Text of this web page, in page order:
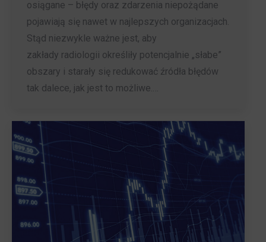
osiągane – błędy oraz zdarzenia niepożądane
pojawiają się nawet w najlepszych organizacjach.
Stąd niezwykle ważne jest, aby
zakłady radiologii określiły potencjalnie „słabe”
obszary i starały się redukować źródła błędów
tak dalece, jak jest to możliwe.…